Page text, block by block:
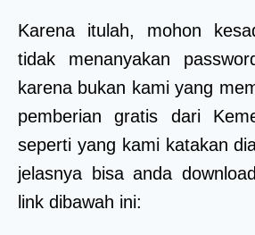
Karena itulah, mohon
tidak menanyakan
karena bukan kami yang
pemberian gratis dari
seperti yang kami katakan
jelasnya bisa anda
link dibawah ini: